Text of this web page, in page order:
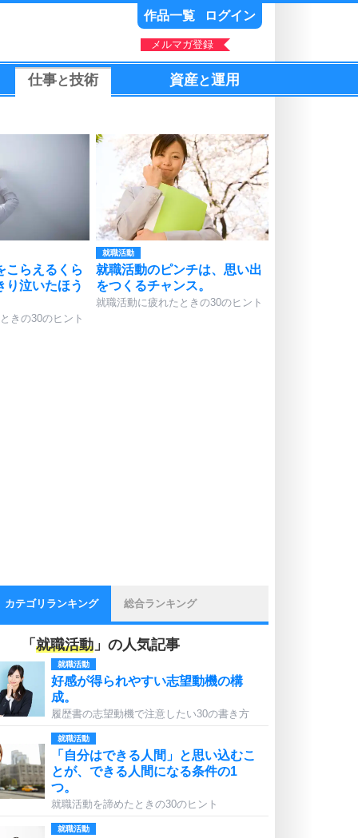
作品一覧 ログイン
メルマガ登録
仕事と技術 資産と運用
こらえるくら
り泣いたほう
きの30のヒント
就職活動
就職活動のピンチは、思い出
をつくるチャンス。
就職活動に疲れたときの30のヒント
カテゴリランキング 総合ランキング
「 就職活動 」の人気記事
就職活動
好感が得られやすい志望動機の構
成。
履歴書の志望動機で注意したい30の書き方
就職活動
「自分はできる人間」と思い込むこ
とが、できる人間になる条件の1
つ。
就職活動を諦めたときの30のヒント
就職活動